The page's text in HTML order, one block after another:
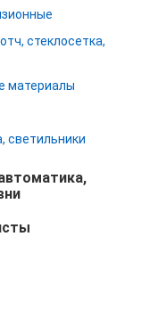
стеклосетка,
материалы
светильники